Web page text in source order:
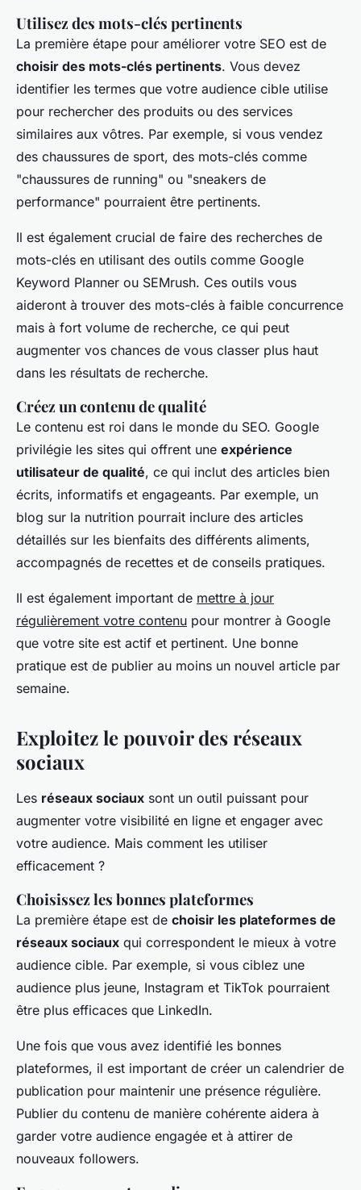
Utilisez des mots-clés pertinents
La première étape pour améliorer votre SEO est de
choisir des mots-clés pertinents. Vous devez
identifier les termes que votre audience cible utilise
pour rechercher des produits ou des services
similaires aux vôtres. Par exemple, si vous vendez
des chaussures de sport, des mots-clés comme
"chaussures de running" ou "sneakers de
performance" pourraient être pertinents.
Il est également crucial de faire des recherches de
mots-clés en utilisant des outils comme Google
Keyword Planner ou SEMrush. Ces outils vous
aideront à trouver des mots-clés à faible concurrence
mais à fort volume de recherche, ce qui peut
augmenter vos chances de vous classer plus haut
dans les résultats de recherche.
Créez un contenu de qualité
Le contenu est roi dans le monde du SEO. Google
privilégie les sites qui offrent une expérience
utilisateur de qualité, ce qui inclut des articles bien
écrits, informatifs et engageants. Par exemple, un
blog sur la nutrition pourrait inclure des articles
détaillés sur les bienfaits des différents aliments,
accompagnés de recettes et de conseils pratiques.
Il est également important de mettre à jour
régulièrement votre contenu pour montrer à Google
que votre site est actif et pertinent. Une bonne
pratique est de publier au moins un nouvel article par
semaine.
Exploitez le pouvoir des réseaux
sociaux
Les réseaux sociaux sont un outil puissant pour
augmenter votre visibilité en ligne et engager avec
votre audience. Mais comment les utiliser
efficacement ?
Choisissez les bonnes plateformes
La première étape est de choisir les plateformes de
réseaux sociaux qui correspondent le mieux à votre
audience cible. Par exemple, si vous ciblez une
audience plus jeune, Instagram et TikTok pourraient
être plus efficaces que LinkedIn.
Une fois que vous avez identifié les bonnes
plateformes, il est important de créer un calendrier de
publication pour maintenir une présence régulière.
Publier du contenu de manière cohérente aidera à
garder votre audience engagée et à attirer de
nouveaux followers.